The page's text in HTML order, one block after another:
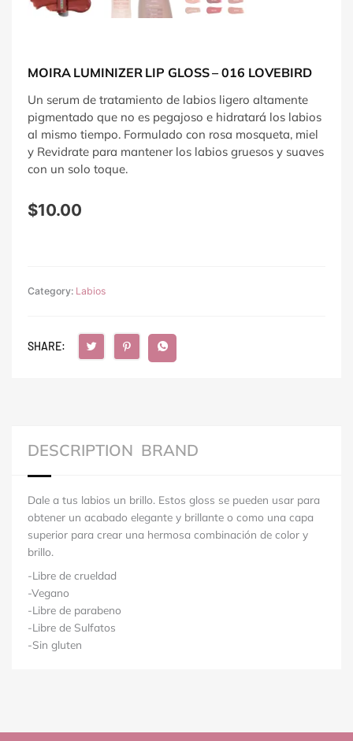
MOIRA LUMINIZER LIP GLOSS – 016 LOVEBIRD
Un serum de tratamiento de labios ligero altamente
pigmentado que no es pegajoso e hidratará los labios
al mismo tiempo. Formulado con rosa mosqueta, miel
y Revidrate para mantener los labios gruesos y suaves
con un solo toque.
$10.00
Category: Labios
SHARE:
DESCRIPTION BRAND
Dale a tus labios un brillo. Estos gloss se pueden usar para
obtener un acabado elegante y brillante o como una capa
superior para crear una hermosa combinación de color y
brillo.
-Libre de crueldad
-Vegano
-Libre de parabeno
-Libre de Sulfatos
-Sin gluten